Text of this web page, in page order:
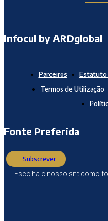
Infocul by ARDglobal
Parceiros Estatuto
Termos de Utilização
Fonte Preferida
Subscrever
Escolha o nosso site como